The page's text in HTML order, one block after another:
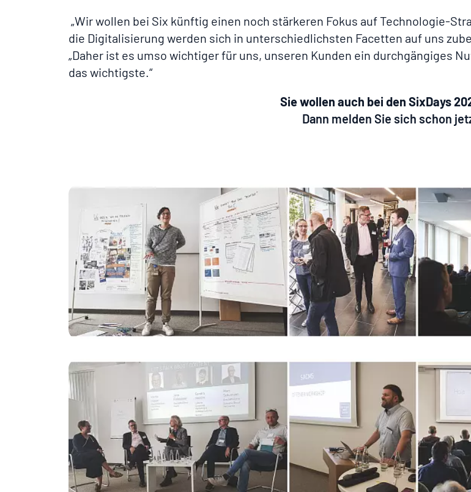
„Wir wollen bei Six künftig einen noch stärkeren Fokus auf Technologie-
die Digitalisierung werden sich in unterschiedlichsten Facetten auf uns
„Daher ist es umso wichtiger für uns, unseren Kunden ein durchgängiges
das wichtigste.“
Sie wollen auch bei den SixDays
Dann melden Sie sich schon